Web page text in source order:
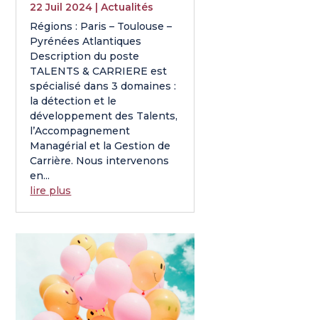
22 Juil 2024 |Actualités
Régions : Paris – Toulouse –
Pyrénées Atlantiques
Description du poste
TALENTS & CARRIERE est
spécialisé dans 3 domaines :
la détection et le
développement des Talents,
l’Accompagnement
Managérial et la Gestion de
Carrière. Nous intervenons
en...
lire plus